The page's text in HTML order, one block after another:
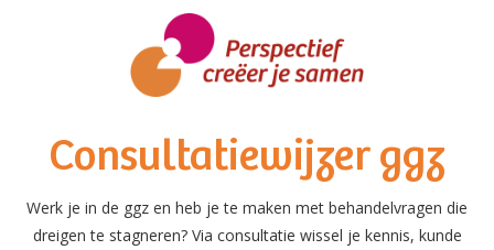
Consultatiewijzer ggz
Werk je in de ggz en heb je te maken met behandelvragen die
dreigen te stagneren? Via consultatie wissel je kennis, kunde